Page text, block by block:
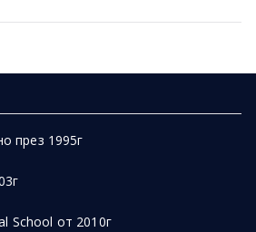
през 1995г
School от 2010г